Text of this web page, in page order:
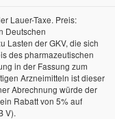
Lauer-Taxe. Preis:
Deutschen
Lasten der GKV, die sich
des pharmazeutischen
in der Fassung zum
Arzneimitteln ist dieser
Abrechnung würde der
Rabatt von 5% auf
V).